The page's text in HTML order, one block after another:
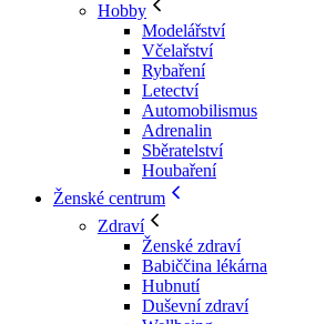
Hobby
Modelářství
Včelařství
Rybaření
Letectví
Automobilismus
Adrenalin
Sběratelství
Houbaření
Ženské centrum
Zdraví
Ženské zdraví
Babiččina lékárna
Hubnutí
Duševní zdraví